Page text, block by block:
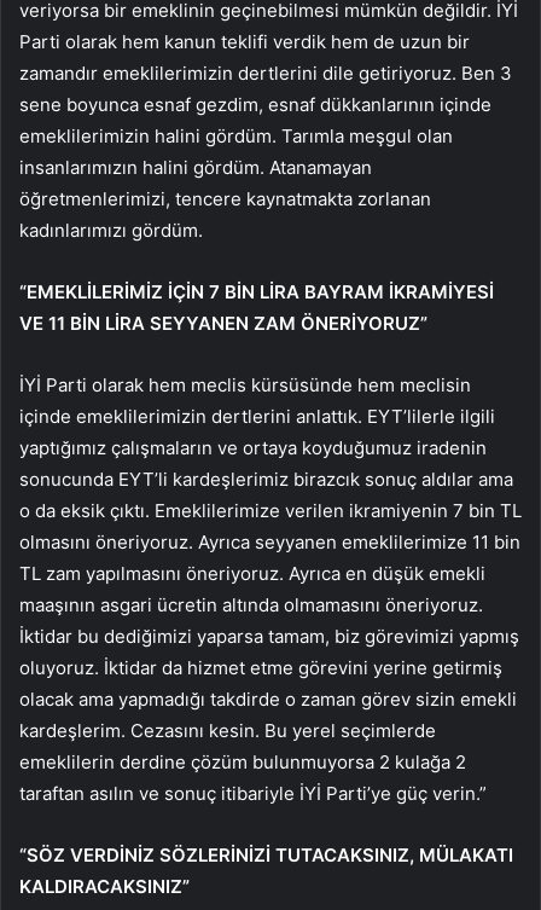
veriyorsa bir emeklinin geçinebilmesi mümkün değildir. İYİ
Parti olarak hem kanun teklifi verdik hem de uzun bir
zamandır emeklilerimizin dertlerini dile getiriyoruz. Ben 3
sene boyunca esnaf gezdim, esnaf dükkanlarının içinde
emeklilerimizin halini gördüm. Tarımla meşgul olan
insanlarımızın halini gördüm. Atanamayan
öğretmenlerimizi, tencere kaynatmakta zorlanan
kadınlarımızı gördüm.
“EMEKLİLERİMİZ İÇİN 7 BİN LİRA BAYRAM İKRAMİYESİ
VE 11 BİN LİRA SEYYANEN ZAM ÖNERİYORUZ”
İYİ Parti olarak hem meclis kürsüsünde hem meclisin
içinde emeklilerimizin dertlerini anlattık. EYT’lilerle ilgili
yaptığımız çalışmaların ve ortaya koyduğumuz iradenin
sonucunda EYT’li kardeşlerimiz birazcık sonuç aldılar ama
o da eksik çıktı. Emeklilerimize verilen ikramiyenin 7 bin TL
olmasını öneriyoruz. Ayrıca seyyanen emeklilerimize 11 bin
TL zam yapılmasını öneriyoruz. Ayrıca en düşük emekli
maaşının asgari ücretin altında olmamasını öneriyoruz.
İktidar bu dediğimizi yaparsa tamam, biz görevimizi yapmış
oluyoruz. İktidar da hizmet etme görevini yerine getirmiş
olacak ama yapmadığı takdirde o zaman görev sizin emekli
kardeşlerim. Cezasını kesin. Bu yerel seçimlerde
emeklilerin derdine çözüm bulunmuyorsa 2 kulağa 2
taraftan asılın ve sonuç itibariyle İYİ Parti’ye güç verin.”
“SÖZ VERDİNİZ SÖZLERİNİZİ TUTACAKSINIZ, MÜLAKATI
KALDIRACAKSINIZ”